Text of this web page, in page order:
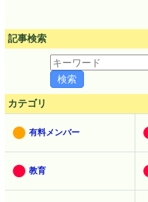
記事検索
カテゴリ
有料メンバー
教育